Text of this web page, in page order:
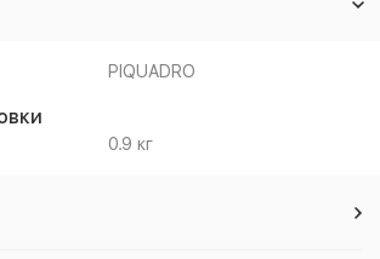
PIQUADRO
0.9 кг